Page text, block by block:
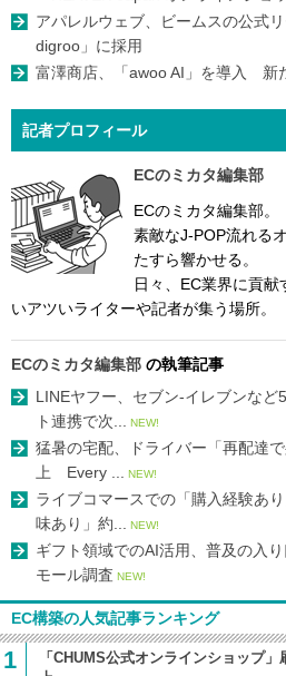
アパレルウェブ、ビームスの公式
digroo」に採用
富澤商店、「awoo AI」を導入 新
記者プロフィール
ECのミカタ編集部
ECのミカタ編集部。
素敵なJ-POP流れる
たすら響かせる。
日々、EC業界に貢
いアツいライターや記者が集う場所。
ECのミカタ編集部 の執筆記事
LINEヤフー、セブン-イレブンな
ト連携で次...
NEW!
猛暑の宅配、ドライバー「再配達
上 Every ...
NEW!
ライブコマースでの「購入経験あ
味あり」約...
NEW!
ギフト領域でのAI活用、普及の入
モール調査 NEW!
EC構築の人気記事ランキング
1
「CHUMS公式オンラインショップ